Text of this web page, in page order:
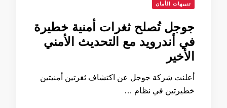
تنبيهات الأمان
جوجل تُصلح ثغرات أمنية خطيرة
في أندرويد مع التحديث الأمني
الأخير
أعلنت شركة جوجل عن اكتشاف ثغرتين أمنيتين
خطيرتين في نظام …